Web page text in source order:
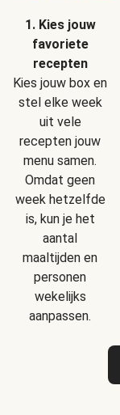
1. Kies jouw
favoriete
recepten
Kies jouw box en
stel elke week
uit vele
recepten jouw
menu samen.
Omdat geen
week hetzelfde
is, kun je het
aantal
maaltijden en
personen
wekelijks
aanpassen.